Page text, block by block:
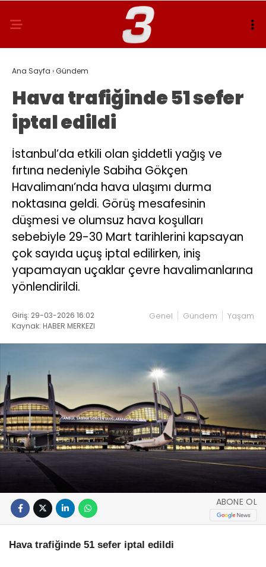
Ana Sayfa ›Gündem
Hava trafiğinde 51 sefer
iptal edildi
İstanbul’da etkili olan şiddetli yağış ve
fırtına nedeniyle Sabiha Gökçen
Havalimanı’nda hava ulaşımı durma
noktasına geldi. Görüş mesafesinin
düşmesi ve olumsuz hava koşulları
sebebiyle 29-30 Mart tarihlerini kapsayan
çok sayıda uçuş iptal edilirken, iniş
yapamayan uçaklar çevre havalimanlarına
yönlendirildi.
Giriş: 29-03-2026 16:02
Kaynak: HABER MERKEZI
Genel Gündem Yaşam
ABONE OL
Hava trafiğinde 51 sefer iptal edildi